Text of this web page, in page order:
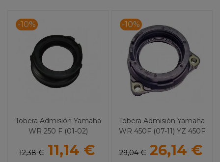
-10%
Tobera Admisión Yamaha
WR 250 F (01-02)
12,38 € 11,14 €
-10%
Tobera Admisión Yamaha
WR 450F (07-11) YZ 450F
29,04 € 26,14 €